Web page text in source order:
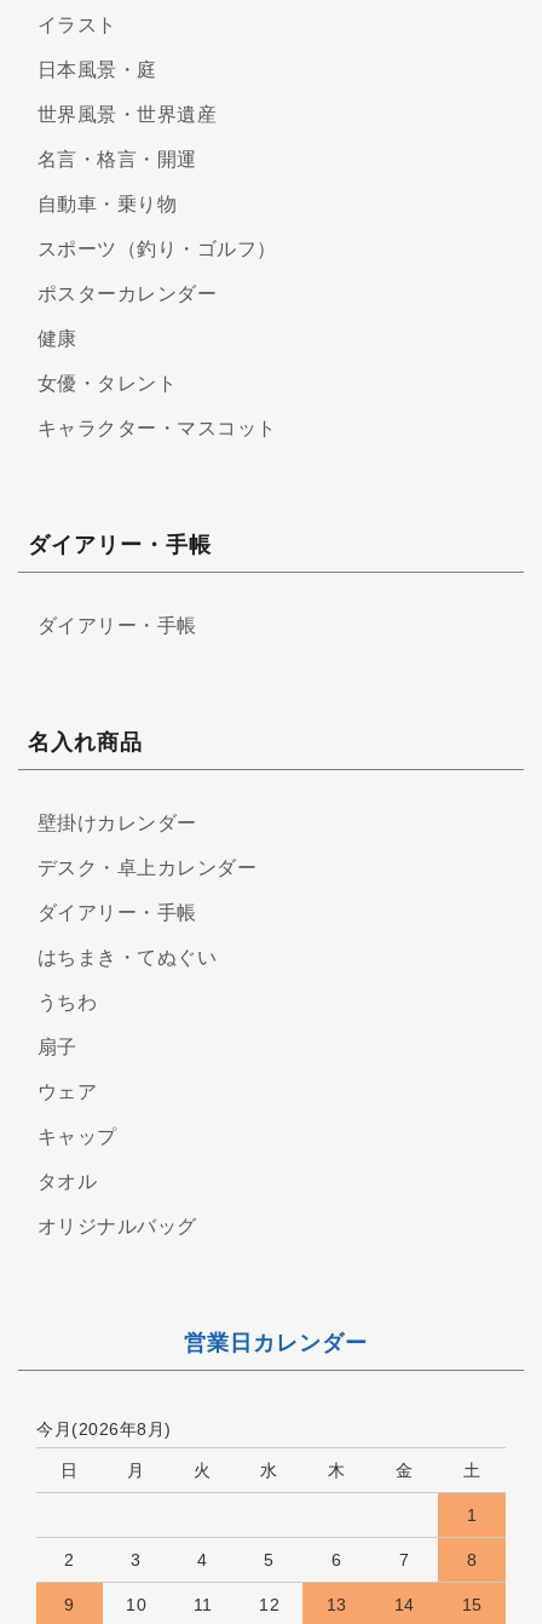
イラスト
日本風景・庭
世界風景・世界遺産
名言・格言・開運
自動車・乗り物
スポーツ（釣り・ゴルフ）
ポスターカレンダー
健康
女優・タレント
キャラクター・マスコット
ダイアリー・手帳
ダイアリー・手帳
名入れ商品
壁掛けカレンダー
デスク・卓上カレンダー
ダイアリー・手帳
はちまき・てぬぐい
うちわ
扇子
ウェア
キャップ
タオル
オリジナルバッグ
営業日カレンダー
今月(2026年8月)
日 月 火 水 木 金 土
1
2 3 4 5 6 7 8
9 10 11 12 13 14 15